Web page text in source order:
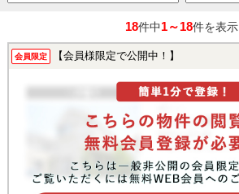
18件中1～18件を表示
会員限定 【会員様限定で公開中！】